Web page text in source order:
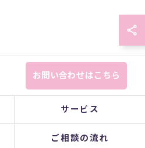
お問い合わせはこちら
サービス
ご相談の流れ